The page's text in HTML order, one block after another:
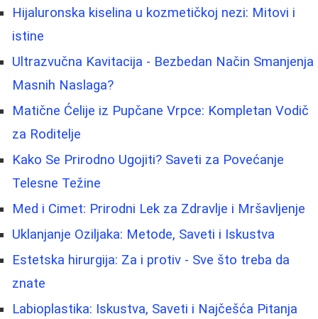
Hijaluronska kiselina u kozmetičkoj nezi: Mitovi i
istine
Ultrazvučna Kavitacija - Bezbedan Način Smanjenja
Masnih Naslaga?
Matične Ćelije iz Pupčane Vrpce: Kompletan Vodič
za Roditelje
Kako Se Prirodno Ugojiti? Saveti za Povećanje
Telesne Težine
Med i Cimet: Prirodni Lek za Zdravlje i Mršavljenje
Uklanjanje Oziljaka: Metode, Saveti i Iskustva
Estetska hirurgija: Za i protiv - Sve što treba da
znate
Labioplastika: Iskustva, Saveti i Najčešća Pitanja